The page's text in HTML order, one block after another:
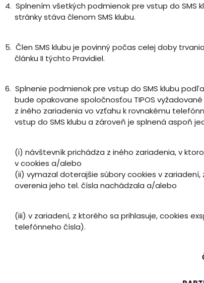
4. Splnením všetkých podmienok pre vstup do SMS
stránky stáva členom SMS klubu.
5. Člen SMS klubu je povinný počas celej doby
článku II týchto Pravidiel.
6. Splnenie podmienok pre vstup do SMS klubu
bude opakovane spoločnosťou TIPOS
z iného zariadenia vo vzťahu k rovnakému
vstup do SMS klubu a zároveň je splnená aspoň
(i) návštevník prichádza z iného zariadenia, v
v cookies a/alebo
(ii) vymazal doterajšie súbory cookies v
overenia jeho tel. čísla nachádzala a/alebo
(iii) v zariadení, z ktorého sa prihlasuje, cookies
telefónneho čísla).